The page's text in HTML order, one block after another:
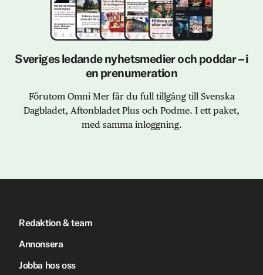
Sveriges ledande nyhetsmedier och poddar – i
en prenumeration
Förutom Omni Mer får du full tillgång till Svenska
Dagbladet, Aftonbladet Plus och Podme. I ett paket,
med samma inloggning.
Redaktion & team
Annonsera
Jobba hos oss